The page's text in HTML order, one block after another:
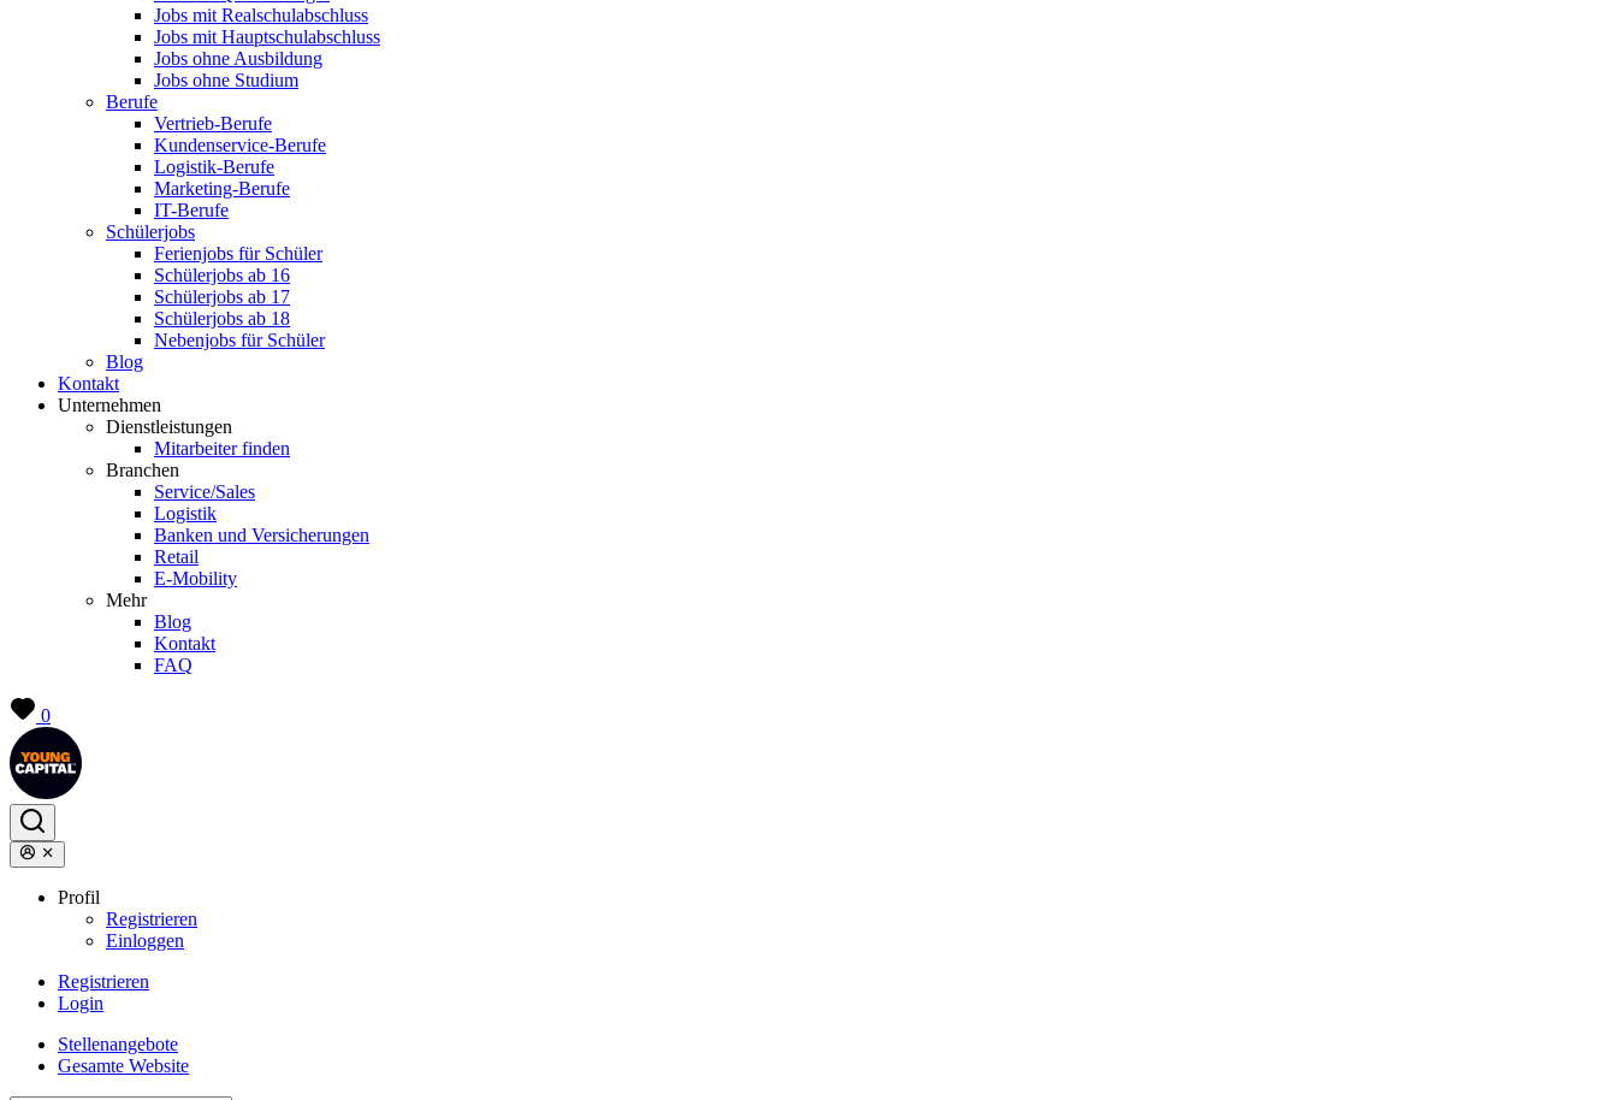
Jobs mit Realschulabschluss
Jobs mit Hauptschulabschluss
Jobs ohne Ausbildung
Jobs ohne Studium
Berufe
Vertrieb-Berufe
Kundenservice-Berufe
Logistik-Berufe
Marketing-Berufe
IT-Berufe
Schülerjobs
Ferienjobs für Schüler
Schülerjobs ab 16
Schülerjobs ab 17
Schülerjobs ab 18
Nebenjobs für Schüler
Blog
Kontakt
Unternehmen
Dienstleistungen
Mitarbeiter finden
Branchen
Service/Sales
Logistik
Banken und Versicherungen
Retail
E-Mobility
Mehr
Blog
Kontakt
FAQ
0
Profil
Registrieren
Einloggen
Registrieren
Login
Stellenangebote
Gesamte Website